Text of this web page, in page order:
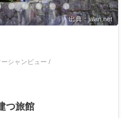
出典：jalan.net
シャンビュー /
つ旅館